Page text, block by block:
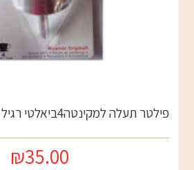
פילטר תעלה למקינטה4ביאלטי רגיל
₪35.00